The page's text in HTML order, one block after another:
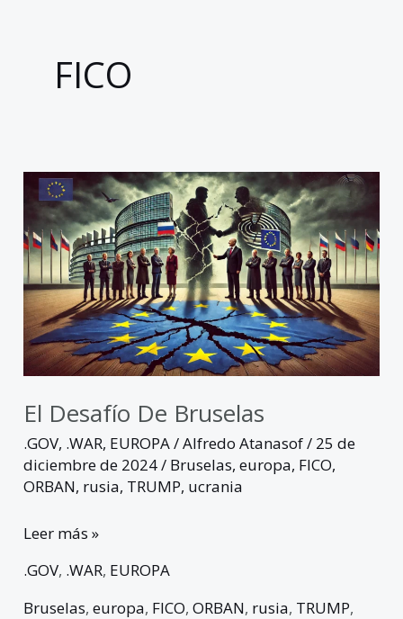
FICO
El Desafío De Bruselas
.GOV, .WAR, EUROPA/Alfredo Atanasof/ 25 de
diciembre de 2024/ Bruselas,europa, FICO,
ORBAN, rusia, TRUMP, ucrania
Desafío
de
Bruselas
Leer más »
.GOV, .WAR, EUROPA
Bruselas,europa, FICO,ORBAN, rusia, TRUMP,